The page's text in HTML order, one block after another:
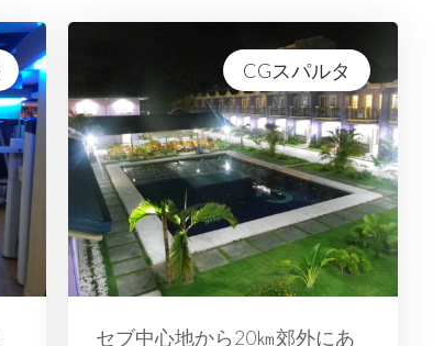
CGスパルタ
セブ中心地から20㎞郊外にあ